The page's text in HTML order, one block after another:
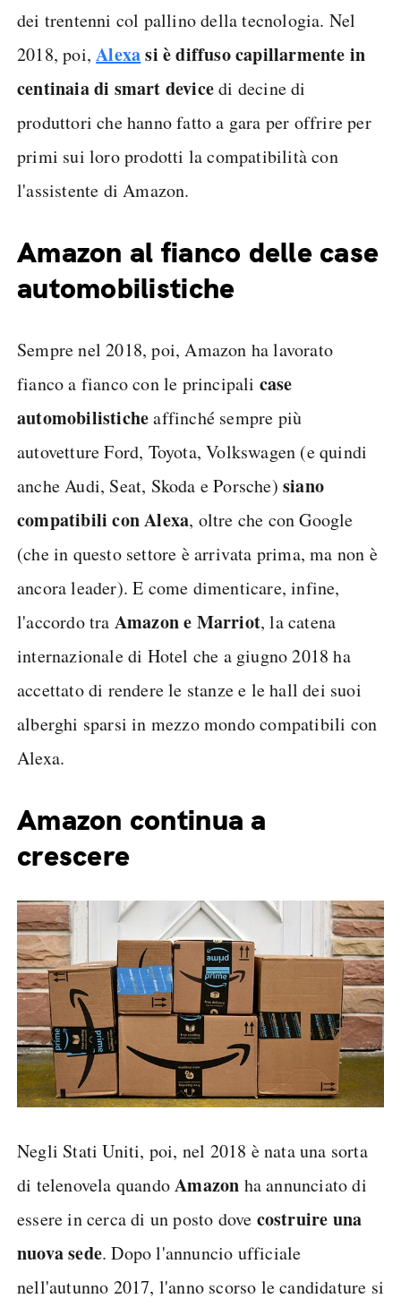
dei trentenni col pallino della tecnologia. Nel
2018, poi,Alexasi è diffuso capillarmente in
centinaia di smart devicedi decine di
produttori che hanno fatto a gara per offrire per
primi sui loro prodotti la compatibilità con
l'assistente di Amazon.
Amazon al fianco delle case
automobilistiche
Sempre nel 2018, poi, Amazon ha lavorato
fianco a fianco con le principali case
automobilisticheaffinché sempre più
autovetture Ford, Toyota, Volkswagen (e quindi
anche Audi, Seat, Skoda e Porsche) siano
compatibili con Alexa, oltre che con Google
(che in questo settore è arrivata prima, ma non è
ancora leader). E come dimenticare, infine,
l'accordo tra Amazon e Marriot, la catena
internazionale di Hotel che a giugno 2018 ha
accettato di rendere le stanze e le hall dei suoi
alberghi sparsi in mezzo mondo compatibili con
Alexa.
Amazon continua a
crescere
Negli Stati Uniti, poi, nel 2018 è nata una sorta
di telenovela quandoAmazon ha annunciato di
essere in cerca di un posto dove costruire una
nuova sede. Dopo l'annuncio ufficiale
nell'autunno 2017, l'anno scorso le candidature si